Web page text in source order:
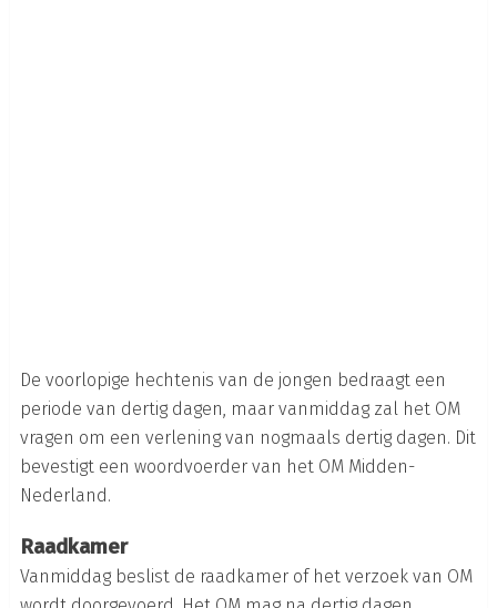
De voorlopige hechtenis van de jongen bedraagt een
periode van dertig dagen, maar vanmiddag zal het OM
vragen om een verlening van nogmaals dertig dagen. Dit
bevestigt een woordvoerder van het OM Midden-
Nederland.
Raadkamer
Vanmiddag beslist de raadkamer of het verzoek van OM